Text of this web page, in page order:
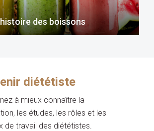
des boissons
diététiste
à mieux connaître la
les études, les rôles et les
de travail des diététistes.